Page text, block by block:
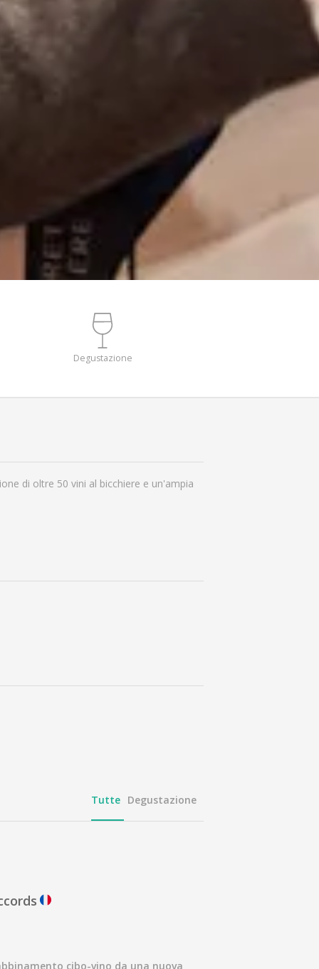
Degustazione
di oltre 50 vini al bicchiere e un'ampia
Tutte Degustazione
cibo-vino da una nuova